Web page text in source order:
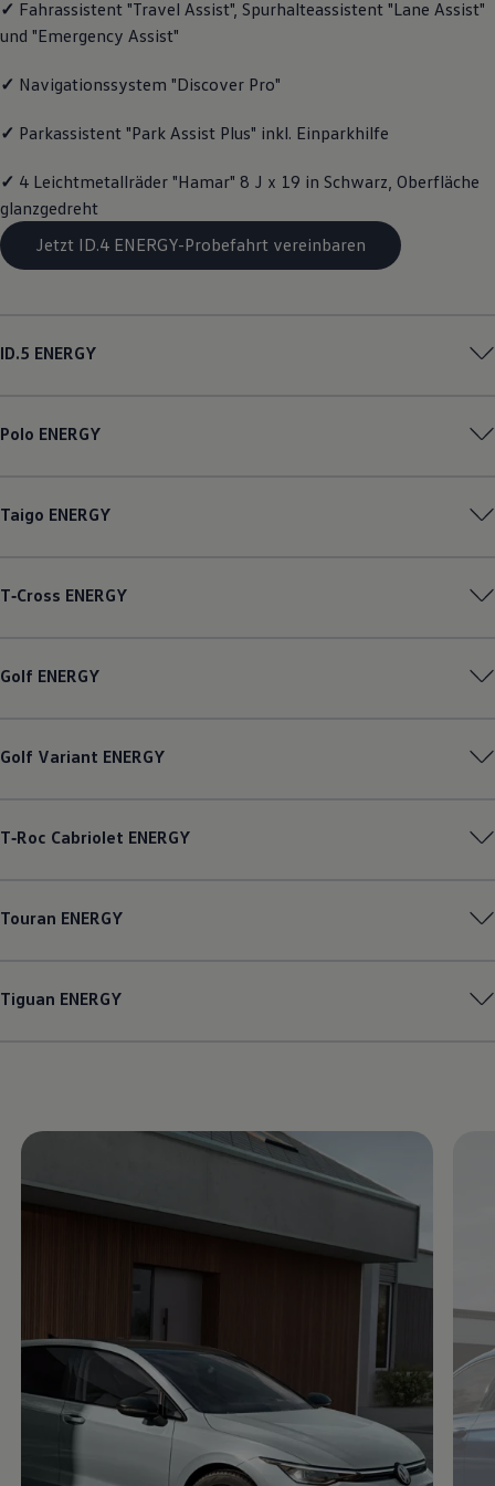
Volkswagen Apps, Login und Shop
Handy und Fahrzeug verbinden
Über Ihr Auto
Volkswagen Kundenbetreuung
Assistenzsysteme
Live Beratung
Magazin
Lifestyle
Pannen- und Unfallhilfe
✓ Fahrassistent "Travel Assist", Spurhalteassistent "Lane Assist"
und "Emergency Assist"
✓ Navigationssystem "Discover Pro"
✓ Parkassistent "Park Assist Plus" inkl. Einparkhilfe
✓ 4 Leichtmetallräder "Hamar" 8 J x 19 in Schwarz, Oberfläche
glanzgedreht
Jetzt ID.4 ENERGY-Probefahrt vereinbaren
ID.5 ENERGY
Polo ENERGY
Taigo ENERGY
T‑Cross ENERGY
Golf ENERGY
Golf Variant ENERGY
T‑Roc Cabriolet ENERGY
Touran ENERGY
Tiguan ENERGY